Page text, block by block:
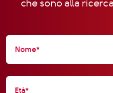
che sono alla